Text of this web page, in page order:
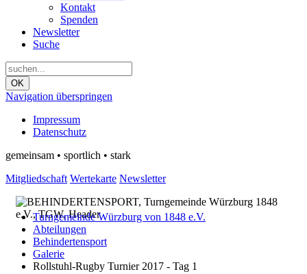
Kontakt
Spenden
Newsletter
Suche
OK
Navigation überspringen
Impressum
Datenschutz
gemeinsam • sportlich • stark
Mitgliedschaft Wertekarte Newsletter
Turngemeinde Würzburg von 1848 e.V.
Abteilungen
Behindertensport
Galerie
Rollstuhl-Rugby Turnier 2017 - Tag 1